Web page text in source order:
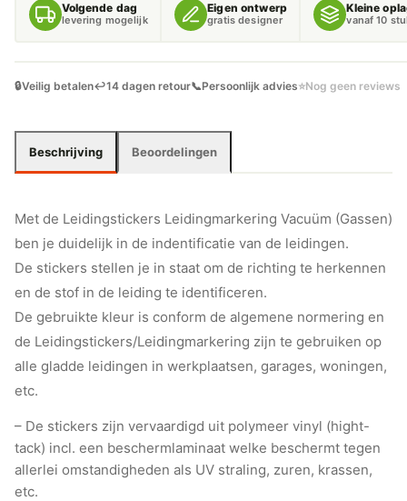
Volgende dag
levering mogelijk
Eigen ontwerp
gratis designer
Kleine
vanaf 10
🔒Veilig betalen↩️14 dagen retour📞Persoonlijk advies⭐Nog geen reviews
Beschrijving Beoordelingen
Met de Leidingstickers Leidingmarkering Vacuüm (Gassen)
ben je duidelijk in de indentificatie van de leidingen.
De stickers stellen je in staat om de richting te herkennen
en de stof in de leiding te identificeren.
De gebruikte kleur is conform de algemene normering en
de Leidingstickers/Leidingmarkering zijn te gebruiken op
alle gladde leidingen in werkplaatsen, garages, woningen,
etc.
– De stickers zijn vervaardigd uit polymeer vinyl (hight-
tack) incl. een beschermlaminaat welke beschermt tegen
allerlei omstandigheden als UV straling, zuren, krassen,
etc.